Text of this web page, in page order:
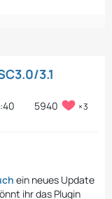
3.1
5940
3
ein neues Update
ihr das Plugin